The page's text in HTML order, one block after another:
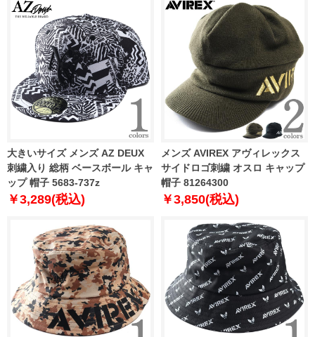
大きいサイズ メンズ AZ DEUX
刺繍入り 総柄 ベースボール キャ
ップ 帽子 5683-737z
￥3,289(税込)
メンズ AVIREX アヴィレックス
サイドロゴ刺繍 オスロ キャップ
帽子 81264300
￥3,850(税込)